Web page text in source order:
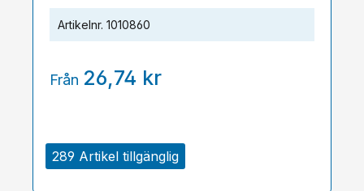
289 Artikel tillgänglig
Artikelnr. 1010860
Från 26,74 kr